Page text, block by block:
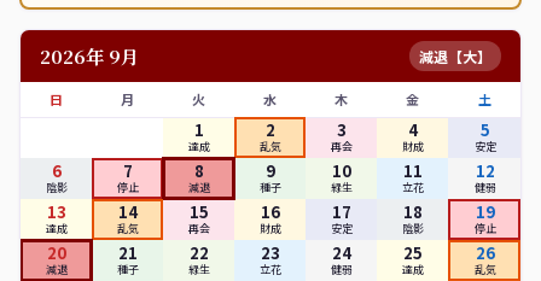
2026年 9月 減退【大】
日 月 火 水 木 金 土
1
達成
2
乱気
3
再会
4
財成
5
安定
6
陰影
7
停止
8
減退
9
種子
10
緑生
11
立花
12
健弱
13
達成
14
乱気
15
再会
16
財成
17
安定
18
陰影
19
停止
20
減退
21
種子
22
緑生
23
立花
24
健弱
25
達成
26
乱気